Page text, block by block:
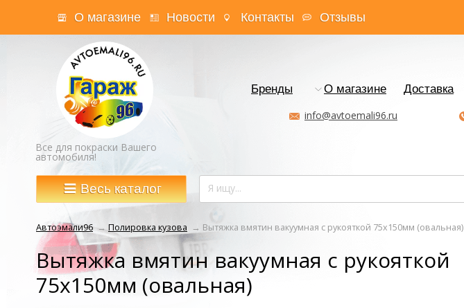
О магазине Новости Контакты Отзывы
Все для покраски Вашего
автомобиля!
Бренды О магазине Доставка
info@avtoemali96.ru
Весь каталог
Автоэмали96 →Полировка кузова → Вытяжка вмятин вакуумная с рукояткой 75х150мм (овальная)
Вытяжка вмятин вакуумная с рукояткой
75х150мм (овальная)